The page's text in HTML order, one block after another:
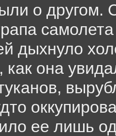
о другом.
дыхнуло
как она
ее лишь